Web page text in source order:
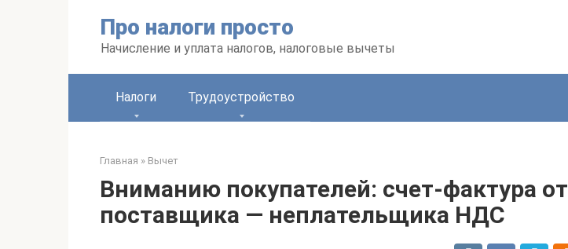
Про налоги просто
Начисление и уплата налогов, налоговые вычеты
Налоги Трудоустройство
Главная » Вычет
Вниманию покупателей: счет-фактура от
поставщика — неплательщика НДС